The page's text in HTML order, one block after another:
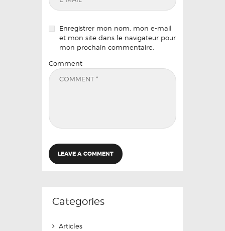
Enregistrer mon nom, mon e-mail
et mon site dans le navigateur pour
mon prochain commentaire.
Comment
Categories
Articles